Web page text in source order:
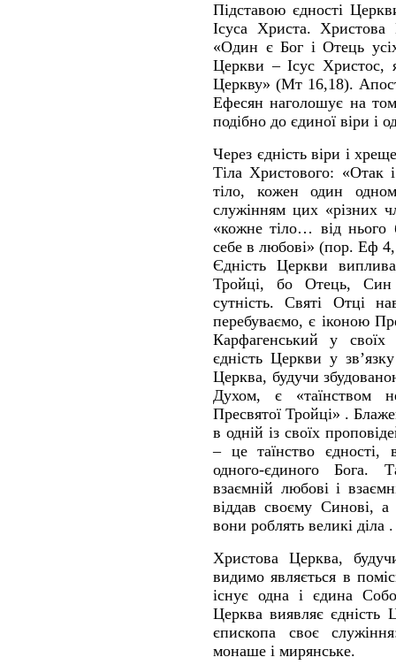
Підставою єдності
Ісуса Христа.
«Один є Бог і Отець
Церкви – Ісус
Церкву» (Мт 16,18).
Ефесян наголошує на
подібно до єдиної віри
Через єдність віри і
Тіла Христового: «Отак
тіло, кожен один
служінням цих «різних
«кожне тіло… від нього
себе в любові» (пор. Еф
Єдність Церкви
Тройці, бо Отець,
сутність. Святі Отці
перебуваємо, є іконою
Карфагенський у
єдність Церкви у
Церква, будучи
Духом, є «таїнством
Пресвятої Тройці» .
в одній із своїх
– це таїнство єдності,
одного-єдиного Бога.
взаємній любові і
віддав своєму Синові,
вони роблять великі діла .
Христова Церква,
видимо являється в
існує одна і єдина
Церква виявляє єдність
єпископа своє
монаше і мирянське.